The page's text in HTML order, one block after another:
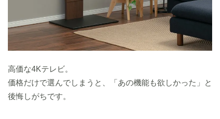
高価な4Kテレビ。
価格だけで選んでしまうと、「あの機能も欲しかった」と
後悔しがちです。